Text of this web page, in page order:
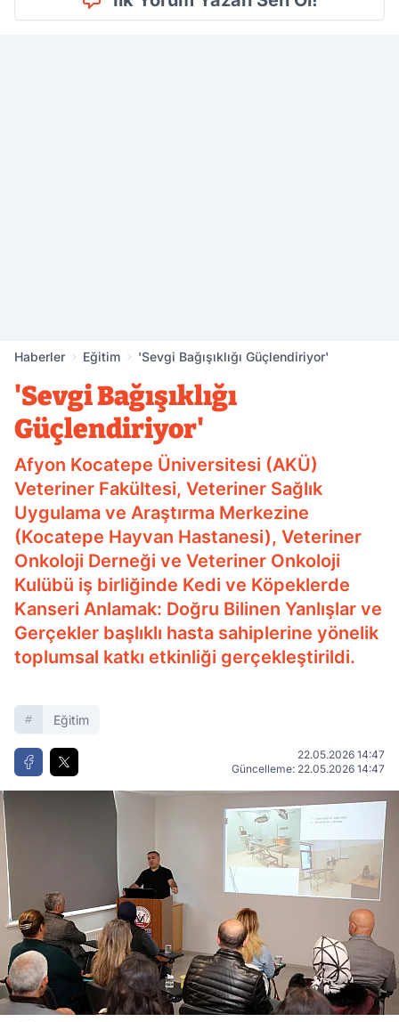
Haberler Eğitim 'Sevgi Bağışıklığı Güçlendiriyor'
'Sevgi Bağışıklığı
Güçlendiriyor'
Afyon Kocatepe Üniversitesi (AKÜ)
Veteriner Fakültesi, Veteriner Sağlık
Uygulama ve Araştırma Merkezine
(Kocatepe Hayvan Hastanesi), Veteriner
Onkoloji Derneği ve Veteriner Onkoloji
Kulübü iş birliğinde Kedi ve Köpeklerde
Kanseri Anlamak: Doğru Bilinen Yanlışlar ve
Gerçekler başlıklı hasta sahiplerine yönelik
toplumsal katkı etkinliği gerçekleştirildi.
Eğitim
22.05.2026 14:47
Güncelleme: 22.05.2026 14:47